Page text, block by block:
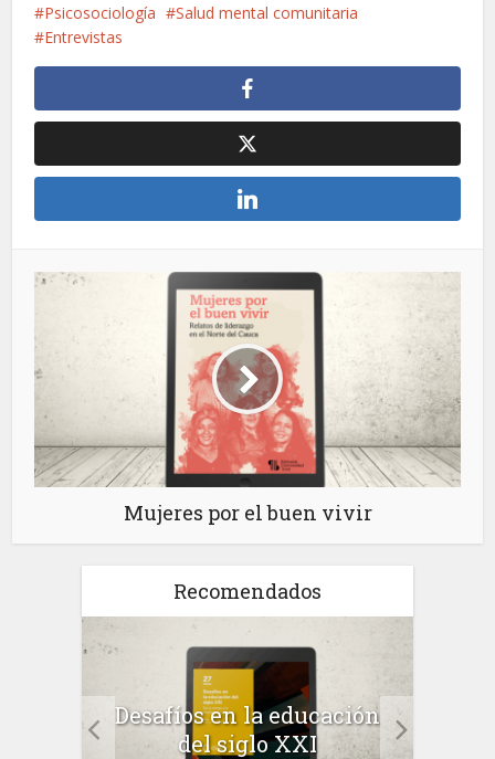
Psicosociología
Salud mental comunitaria
Entrevistas
Mujeres por el buen vivir
Recomendados
Desafíos en la educación
del siglo XXI